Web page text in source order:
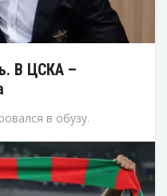
В ЦСКА –
в обузу.